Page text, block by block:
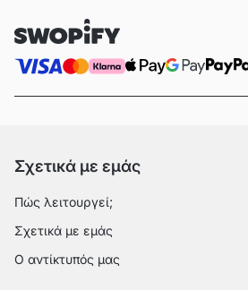
Σχετικά με εμάς
Πώς λειτουργεί;
Σχετικά με εμάς
Ο αντίκτυπός μας